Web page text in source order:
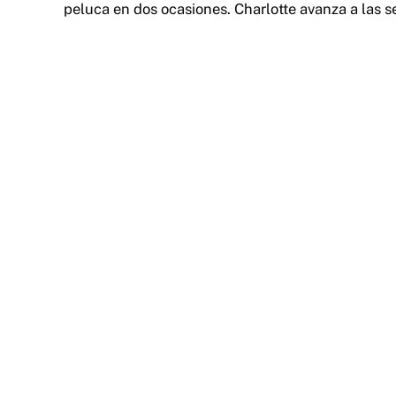
peluca en dos ocasiones. Charlotte avanza a las